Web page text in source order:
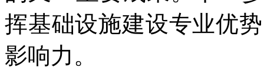
挥基础设施建设专业优
影响力。